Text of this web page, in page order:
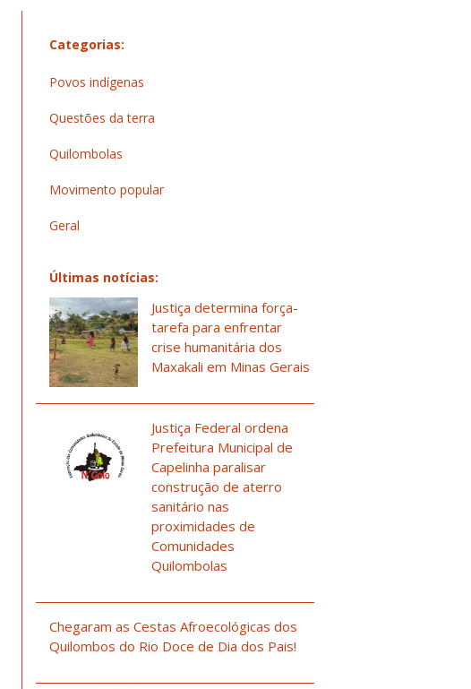
Categorias:
Povos indígenas
Questões da terra
Quilombolas
Movimento popular
Geral
Últimas notícias:
Justiça determina força-
tarefa para enfrentar
crise humanitária dos
Maxakali em Minas Gerais
Justiça Federal ordena
Prefeitura Municipal de
Capelinha paralisar
construção de aterro
sanitário nas
proximidades de
Comunidades
Quilombolas
Chegaram as Cestas Afroecológicas dos
Quilombos do Rio Doce de Dia dos Pais!